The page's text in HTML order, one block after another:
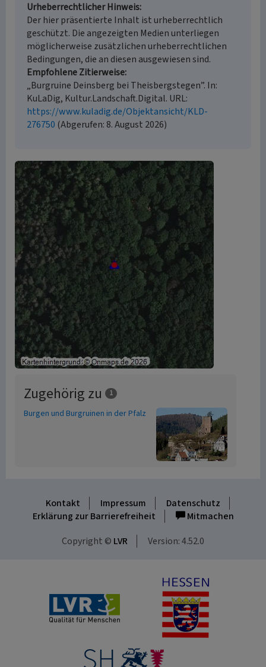
Urheberrechtlicher Hinweis
Der hier präsentierte Inhalt ist urheberrechtlich
geschützt. Die angezeigten Medien unterliegen
möglicherweise zusätzlichen urheberrechtlichen
Bedingungen, die an diesen ausgewiesen sind.
Empfohlene Zitierweise
„Burgruine Deinsberg bei Theisbergstegen”. In:
KuLaDig, Kultur.Landschaft.Digital. URL:
https://www.kuladig.de/Objektansicht/KLD-
276750 (Abgerufen: 8. August 2026)
Zugehörig zu 1
Burgen und Burgruinen in der Pfalz
Kontakt Impressum
Datenschutz
Erklärung zur Barrierefreiheit
Mitmachen
Copyright © LVR Version: 4.52.0